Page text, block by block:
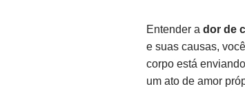
Entender a dor de
e suas causas,
corpo está
um ato de amor